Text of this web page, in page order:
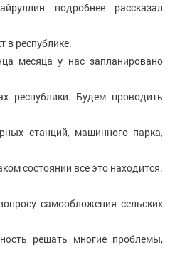
подробнее рассказал
в республике.
месяца у нас запланировано
республики. Будем проводить
станций, машинного парка,
состоянии все это находится.
самообложения сельских
решать многие проблемы,